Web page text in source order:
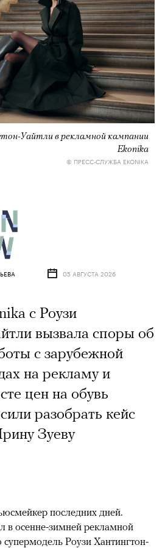
Уайтли в рекламной кампании
Ekonika
© ПРЕСС-СЛУЖБА EKONIKA
05 АВГУСТА 2026
с Роузи
вызвала споры об
с зарубежной
на рекламу и
цен на обувь
разобрать кейс
Зуеву
последних дней.
в осенне-зимней рекламной
Роузи Хантингтон-